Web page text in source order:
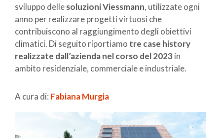
sviluppo dellesoluzioni Viessmann, utilizzate ogni
anno per realizzare progetti virtuosi che
contribuiscono al raggiungimento degli obiettivi
climatici. Di seguito riportiamo tre case history
realizzate dall’azienda nel corso del 2023 in
ambito residenziale, commerciale e industriale.
A cura di: Fabiana Murgia